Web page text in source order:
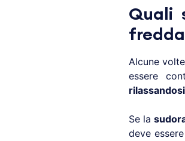
Quali
Alcune
essere
rilassandosi
Se la
deve